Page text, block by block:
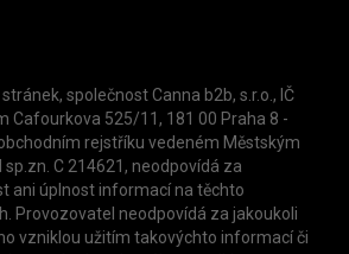
společnost Canna b2b, s.r.o., IČ
Cafourkova 525/11, 181 00 Praha 8 -
rejstříku vedeném Městským
C 214621, neodpovídá za
ani úplnost informací na těchto
Provozovatel neodpovídá za jakoukoli
vzniklou užitím takovýchto informací či